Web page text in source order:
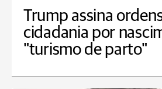
Trump assina
cidadania por
"turismo de parto"